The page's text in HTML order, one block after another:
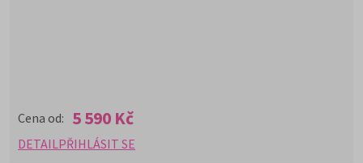
Cena od: 5 590 Kč
DETAIL PŘIHLÁSIT SE